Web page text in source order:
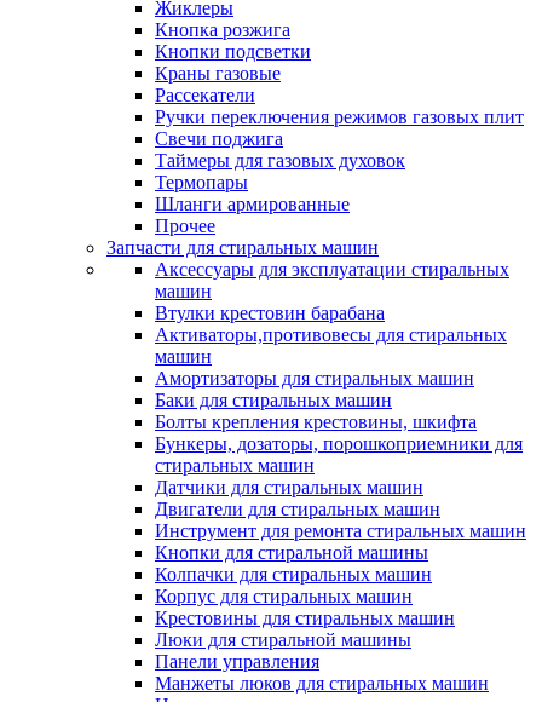
Жиклеры
Кнопка розжига
Кнопки подсветки
Краны газовые
Рассекатели
Ручки переключения режимов газовых плит
Свечи поджига
Таймеры для газовых духовок
Термопары
Шланги армированные
Прочее
Запчасти для стиральных машин
Аксессуары для эксплуатации стиральных
машин
Втулки крестовин барабана
Активаторы,противовесы для стиральных
машин
Амортизаторы для стиральных машин
Баки для стиральных машин
Болты крепления крестовины, шкифта
Бункеры, дозаторы, порошкоприемники для
стиральных машин
Датчики для стиральных машин
Двигатели для стиральных машин
Инструмент для ремонта стиральных машин
Кнопки для стиральной машины
Колпачки для стиральных машин
Корпус для стиральных машин
Крестовины для стиральных машин
Люки для стиральной машины
Панели управления
Манжеты люков для стиральных машин